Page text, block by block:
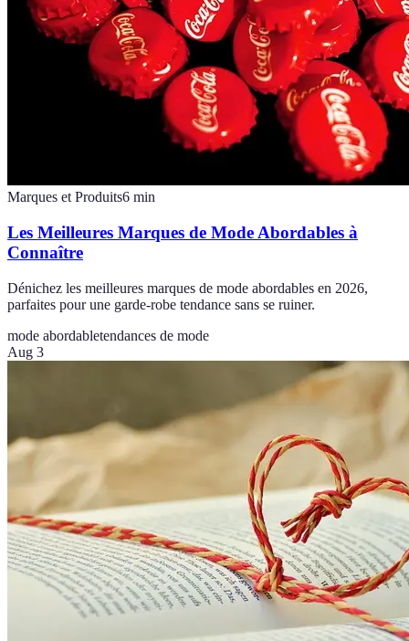
Marques et Produits6 min
Les Meilleures Marques de Mode Abordables à
Connaître
Dénichez les meilleures marques de mode abordables en 2026,
parfaites pour une garde-robe tendance sans se ruiner.
mode abordabletendances de mode
Aug 3